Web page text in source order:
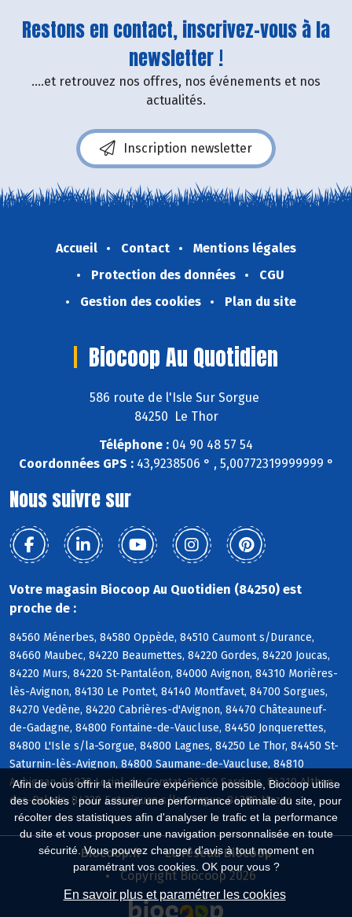
Afin de vous offrir la meilleure expérience possible, Biocoop utilise
des cookies : pour assurer une performance optimale du site, pour
récolter des statistiques afin d'analyser le trafic et la performance
du site et vous proposer une navigation personnalisée en toute
sécurité. Vous pouvez changer d'avis à tout moment en
paramétrant vos cookies. OK pour vous ?
En savoir plus et paramétrer les cookies
Restons en contact, inscrivez-vous à la
newsletter !
....et retrouvez nos offres, nos événements et nos
actualités.
Inscription newsletter
Accueil Contact
Mentions légales
Protection des données
CGU
Gestion des cookies
Plan du site
Biocoop Au Quotidien
586 route de l'Isle Sur Sorgue
84250 Le Thor
Téléphone : 04 90 48 57 54
Coordonnées GPS :43,9238506 ° , 5,00772319999999 °
Nous suivre sur
Votre magasin Biocoop Au Quotidien (84250) est
proche de :
84560 Ménerbes, 84580 Oppède, 84510 Caumont s/Durance,
84660 Maubec, 84220 Beaumettes, 84220 Gordes, 84220 Joucas,
84220 Murs, 84220 St-Pantaléon, 84000 Avignon, 84310 Morières-
lès-Avignon, 84130 Le Pontet, 84140 Montfavet, 84700 Sorgues,
84270 Vedène, 84220 Cabrières-d'Avignon, 84470 Châteauneuf-
de-Gadagne, 84800 Fontaine-de-Vaucluse, 84450 Jonquerettes,
84800 L'Isle s/la-Sorgue, 84800 Lagnes, 84250 Le Thor, 84450 St-
Saturnin-lès-Avignon, 84800 Saumane-de-Vaucluse, 84810
Aubignan, 84870 Loriol-du-Comtat, 84260 Sarrians, 84210 Althen-
des-Paluds, 84320 Entraigues s/la-Sorgue, 84380 Mazan
Biocoop.fr
Le réseau Biocoop
Copyright Biocoop 2026